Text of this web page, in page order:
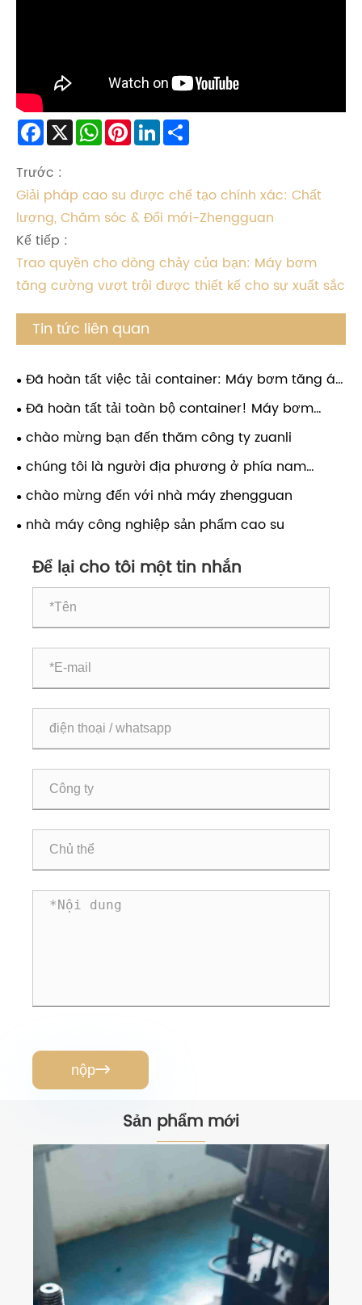
Facebook
X WhatsApp
PinterestLinkedIn
Trước :
Giải pháp cao su được chế tạo chính xác: Chất
lượng, Chăm sóc & Đổi mới-Zhengguan
Kế tiếp :
Trao quyền cho dòng chảy của bạn: Máy bơm
tăng cường vượt trội được thiết kế cho sự xuất sắc
Tin tức liên quan
Đã hoàn tất việc tải container: Máy bơm tăng áp
RO hiệu suất cao sẵn sàng vận chuyển toàn cầu
Đã hoàn tất tải toàn bộ container! Máy bơm
tăng áp nước Zuanli RO đã sẵn sàng cho lô hàng
chào mừng bạn đến thăm công ty zuanli
chúng tôi là người địa phương ở phía nam
Trung Quốc
chào mừng đến với nhà máy zhengguan
nhà máy công nghiệp sản phẩm cao su
Để lại cho tôi một tin nhắn
nộp
Sản phẩm mới